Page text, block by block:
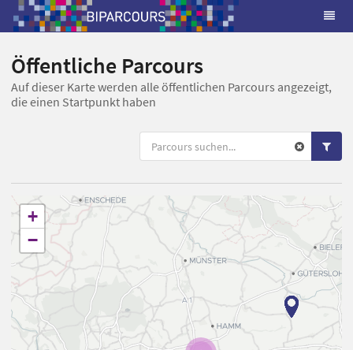
Öffentliche Parcours
Auf dieser Karte werden alle öffentlichen Parcours angezeigt,
die einen Startpunkt haben
+
−